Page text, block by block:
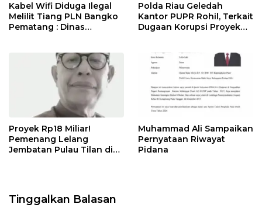
Kabel Wifi Diduga Ilegal
Melilit Tiang PLN Bangko
Pematang : Dinas
Polda Riau Geledah
Kantor PUPR Rohil, Terkait
Dugaan Korupsi Proyek
Proyek Rp18 Miliar!
Pemenang Lelang
Jembatan Pulau Tilan di
Muhammad Ali Sampaikan
Pernyataan Riwayat
Pidana
Tinggalkan Balasan